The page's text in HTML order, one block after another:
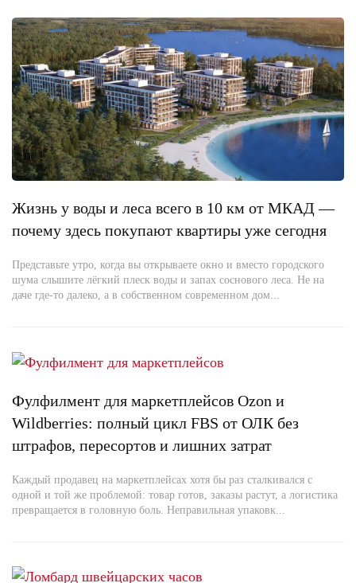
Жизнь у воды и леса всего в 10 км от МКАД —
почему здесь покупают квартиры уже сегодня
Представьте утро, когда вы открываете окно и вместо городского
шума слышите лёгкий плеск воды и запах соснового леса. Не на
даче где-то далеко, а в собственном современном дом...
Фулфилмент для маркетплейсов Ozon и
Wildberries: полный цикл FBS от ОЛК без
штрафов, пересортов и лишних затрат
Каждый продавец на маркетплейсах хотя бы раз сталкивался с
одной и той же проблемой: товар готов, заказы растут, а логистика
превращается в головную боль. Неправильная упаковк...